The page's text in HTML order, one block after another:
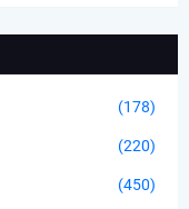
(178)
(220)
(450)